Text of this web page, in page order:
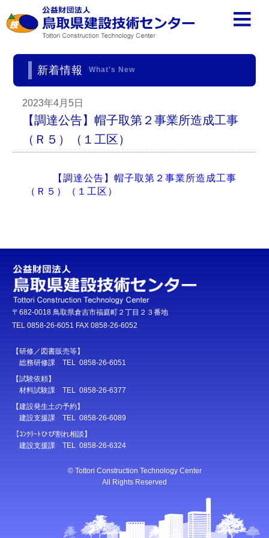
新着情報 What's New
2023年4月5日
【調達公告】帽子取第２事業所造成工事
（Ｒ５）（１工区）
【調達公告】帽子取第２事業所造成工事
（Ｒ５）（１工区）
〒682-0018 鳥取県倉吉市福庭町２丁目２３番地
TEL 0858-26-6051 FAX 0858-26-6052
【研修／図書販売等】
総務研修課 TEL 0858-26-6051
【試験依頼】
材料試験課 TEL 0858-26-6377
【建設発生土の予約】
建設支援課 TEL 0858-26-6089
【ｺﾝｸﾘｰﾄひび割れ相談】
建設支援課 TEL 0858-26-6324
© Tottori Construction Technology Center
All Rights Reserved